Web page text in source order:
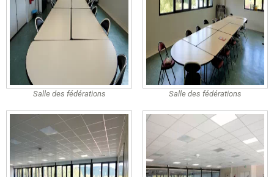
Salle des fédérations Salle des fédérations